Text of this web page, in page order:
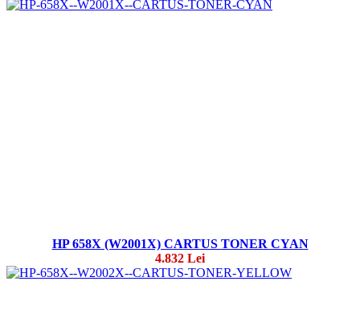
HP 658X (W2001X) CARTUS TONER CYAN
4.832 Lei